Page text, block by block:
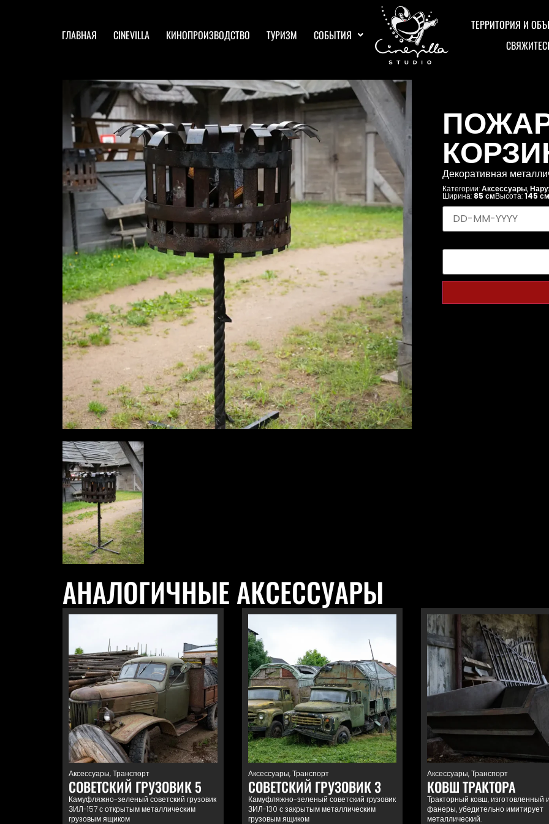
ГЛАВНАЯ CINEVILLA КИНОПРОИЗВОДСТВО ТУРИЗМ СОБЫТИЯ
ТЕРРИТОРИЯ И
Декоративная
Категории:Аксессуары,
Ширина: 85 смВысота:145 см
АНАЛОГИЧНЫЕ АКСЕССУАРЫ
Аксессуары,Транспорт
СОВЕТСКИЙ ГРУЗОВИК 5
Камуфляжно-зеленый советский грузовик
ЗИЛ-157 с открытым металлическим
грузовым ящиком
Аксессуары,Транспорт
СОВЕТСКИЙ ГРУЗОВИК 3
Камуфляжно-зеленый советский грузовик
ЗИЛ-130 с закрытым металлическим
грузовым ящиком
Аксессуары,Транспорт
КОВШ ТРАКТОРА
Тракторный ковш, изготовленный
фанеры, убедительно имитирует
металлический.